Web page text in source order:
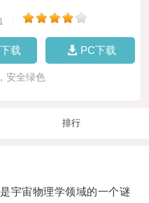
载 PC下载
安全绿色
排行
宙物理学领域的一个谜